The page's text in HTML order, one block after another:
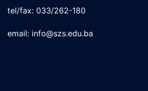
tel/fax: 033/262-180
email: info@szs.edu.ba